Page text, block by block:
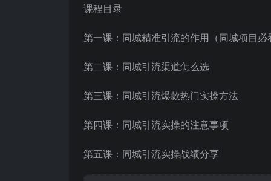
课程目录
第一课：同城精准引流的作用（同城项目必
第二课：同城引流渠道怎么选
第三课：同城引流爆款热门实操方法
第四课：同城引流实操的注意事项
第五课：同城引流实操战绩分享